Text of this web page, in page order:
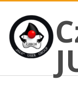
content
CZECH JAVA USER